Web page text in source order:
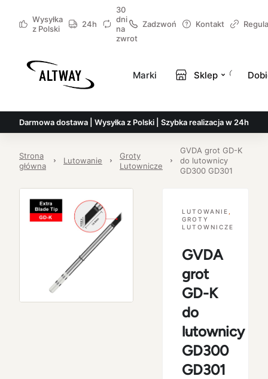
Wysyłka
z Polski
24h
30
dni
na
zwrot
Zadzwoń Kontakt
Marki Sklep
Darmowa dostawa | Wysyłka z Polski | Szybka realizacja w 24h
Strona
główna
Lutowanie
Groty
Lutownicze
GVDA grot GD-K
do lutownicy
GD300 GD301
LUTOWANIE
GROTY
LUTOWNICZE
GVDA
grot
GD-K
do
lutownicy
GD300
GD301